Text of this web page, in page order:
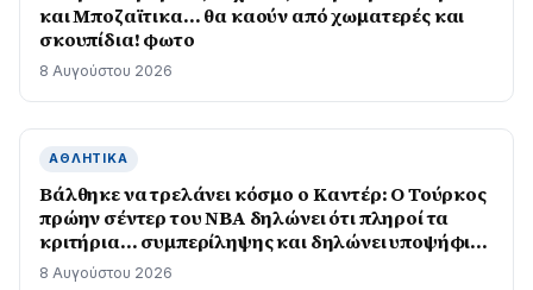
και Μποζαϊτικα… θα καούν από χωματερές και
σκουπίδια! φωτο
8 Αυγούστου 2026
ΑΘΛΗΤΙΚΆ
Βάλθηκε να τρελάνει κόσμο ο Καντέρ: Ο Τούρκος
πρώην σέντερ του NBA δηλώνει ότι πληροί τα
κριτήρια… συμπερίληψης και δηλώνει υποψήφιος
να παίξει στο WNBA
8 Αυγούστου 2026